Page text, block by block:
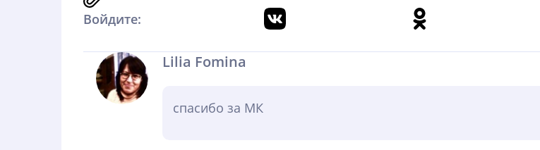
Войдите:
Lilia Fomina
спасибо за МК